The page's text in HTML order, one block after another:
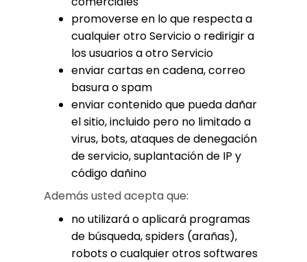
promoverse en lo que respecta a
cualquier otro Servicio o redirigir a
los usuarios a otro Servicio
enviar cartas en cadena, correo
basura o spam
enviar contenido que pueda dañar
el sitio, incluido pero no limitado a
virus, bots, ataques de denegación
de servicio, suplantación de IP y
código dañino
Además usted acepta que:
no utilizará o aplicará programas
de búsqueda, spiders (arañas),
robots o cualquier otros softwares